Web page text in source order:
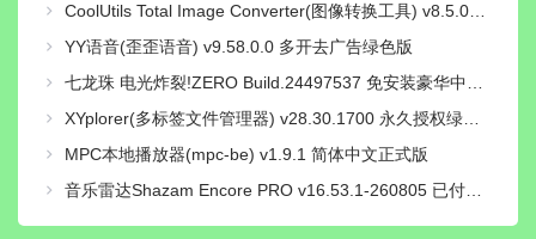
CoolUtils Total Image Converter(图像转换工具) v8.5.0.332 多语便携版
YY语音(歪歪语音) v9.58.0.0 多开去广告绿色版
七龙珠 电光炸裂!ZERO Build.24497537 免安装豪华中文国语绿色版|绝境觉醒-炽火天袭+预购特典+全DLC+终极奖励提升包+全季票+修改器|解压即撸
XYplorer(多标签文件管理器) v28.30.1700 永久授权绿色汉化版
MPC本地播放器(mpc-be) v1.9.1 简体中文正式版
音乐雷达Shazam Encore PRO v16.53.1-260805 已付费专业高级中文版